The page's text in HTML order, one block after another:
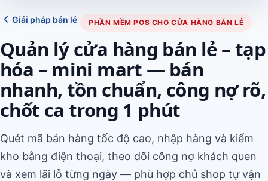
Giải pháp bán lẻ PHẦN MỀM POS CHO CỬA HÀNG BÁN LẺ
Quản lý cửa hàng bán lẻ – tạp
hóa – mini mart — bán
nhanh, tồn chuẩn, công nợ rõ,
chốt ca trong 1 phút
Quét mã bán hàng tốc độ cao, nhập hàng và kiểm
kho bằng điện thoại, theo dõi công nợ khách quen
và xem lãi lỗ từng ngày — phù hợp chủ shop tự vận